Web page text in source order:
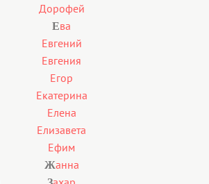
Дорофей
Ева
Евгений
Евгения
Егор
Екатерина
Елена
Елизавета
Ефим
Жанна